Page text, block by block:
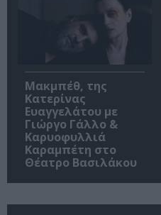
Μακμπέθ, της
Κατερίνας
Ευαγγελάτου με
Γιώργο Γάλλο &
Καρυοφυλλιά
Καραμπέτη στο
Θέατρο Βασιλάκου